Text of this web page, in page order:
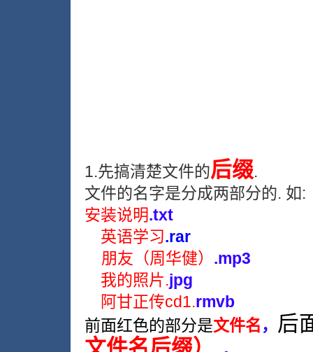
1.先搞清楚文件的后缀.
文件的名字是分成两部分的.
安装说明.txt
英语学习.rar
朋友（周华健） .mp3
我的照片.jpg
阿甘正传cd1.rmvb
前面红色的部分是文件名 ， 后